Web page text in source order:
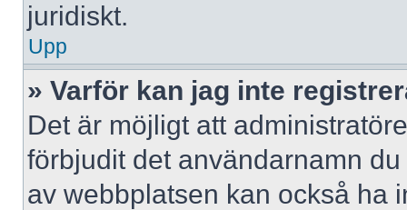
juridiskt.
Upp
» Varför kan jag inte
Det är möjligt att
förbjudit det användarnamn
av webbplatsen kan också ha